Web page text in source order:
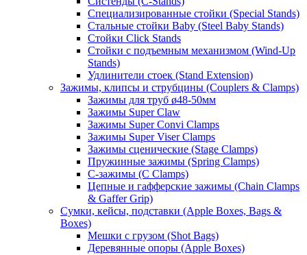
Специализированные стойки (Special Stands)
Стальные стойки Baby (Steel Baby Stands)
Стойки Click Stands
Стойки с подъемным механизмом (Wind-Up
Stands)
Удлинители стоек (Stand Extension)
Зажимы, клипсы и струбцины (Couplers & Clamps)
Зажимы для труб ø48-50мм
Зажимы Super Claw
Зажимы Super Convi Clamps
Зажимы Super Viser Clamps
Зажимы сценические (Stage Clamps)
Пружинные зажимы (Spring Clamps)
С-зажимы (C Clamps)
Цепные и гафферские зажимы (Chain Clamps
& Gaffer Grip)
Сумки, кейсы, подставки (Apple Boxes, Bags &
Boxes)
Мешки с грузом (Shot Bags)
Деревянные опоры (Apple Boxes)